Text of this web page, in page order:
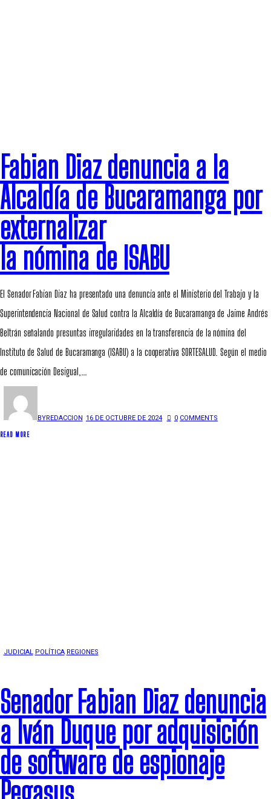
Fabian Diaz denuncia a la
Alcaldía de Bucaramanga por
externalizar
la nómina de ISABU
El Senador Fabian Diaz ha presentado una denuncia ante el Ministerio del Trabajo y la
Superintendencia Nacional de Salud contra la Alcaldía de Bucaramanga de Jaime Andrés
Beltrán señalando presuntas irregularidades en la transferencia de la nómina del
Instituto de Salud de Bucaramanga (ISABU) a la cooperativa SORTESALUD. Según el medio
de comunicación Desigual,…
BYREDACCION 16 DE OCTUBRE DE 2024 0 COMMENTS
READ MORE
JUDICIAL POLÍTICA REGIONES
Senador Fabian Diaz denuncia
a Iván Duque por adquisición
de software de espionaje